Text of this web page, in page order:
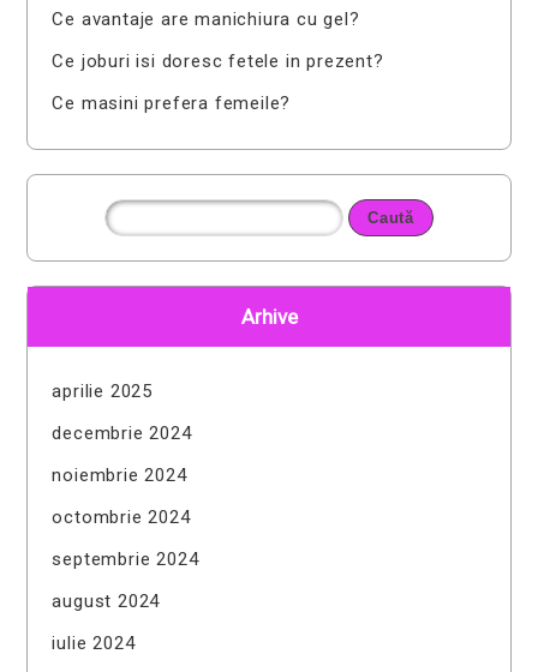
Ce avantaje are manichiura cu gel?
Ce joburi isi doresc fetele in prezent?
Ce masini prefera femeile?
Arhive
aprilie 2025
decembrie 2024
noiembrie 2024
octombrie 2024
septembrie 2024
august 2024
iulie 2024